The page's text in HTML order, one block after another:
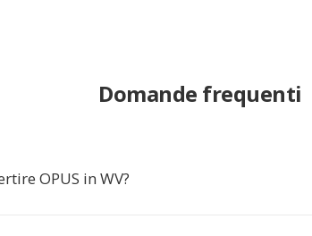
Domande frequenti
OPUS in WV?